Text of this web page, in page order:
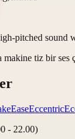
pitched sound
makine tiz bir ses
EaseEccentric
- 22.00)